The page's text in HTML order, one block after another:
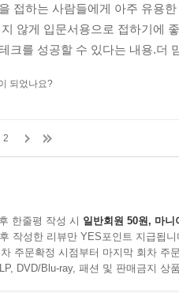
접하는 사람들에게 아주 유용
않게 입문서용으로 접하기에
크를 성공할 수 있다는 내용.더
되었나요?
2
한줄평 작성 시 일반회원 50원, 마니
작성한 리뷰만 YES포인트 지급됩니
주문확정 시점부터 마지막 회차 주
DVD/Blu-ray, 패션 및 판매금지 상